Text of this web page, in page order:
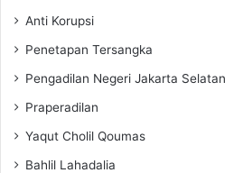
Anti Korupsi
Penetapan Tersangka
Pengadilan Negeri Jakarta Selatan
Praperadilan
Yaqut Cholil Qoumas
Bahlil Lahadalia